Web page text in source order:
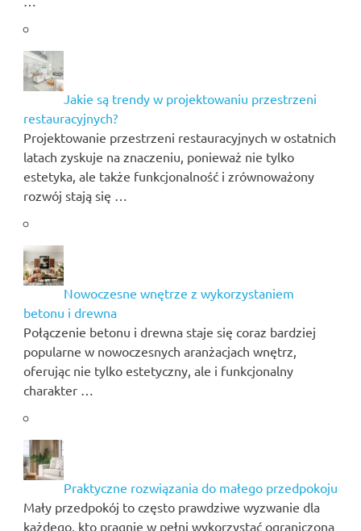
Jakie są trendy w projektowaniu przestrzeni
restauracyjnych?
Projektowanie przestrzeni restauracyjnych w ostatnich
latach zyskuje na znaczeniu, ponieważ nie tylko
estetyka, ale także funkcjonalność i zrównoważony
rozwój stają się …
Nowoczesne wnętrze z wykorzystaniem
betonu i drewna
Połączenie betonu i drewna staje się coraz bardziej
popularne w nowoczesnych aranżacjach wnętrz,
oferując nie tylko estetyczny, ale i funkcjonalny
charakter …
Praktyczne rozwiązania do małego przedpokoju
Mały przedpokój to często prawdziwe wyzwanie dla
każdego, kto pragnie w pełni wykorzystać ograniczoną